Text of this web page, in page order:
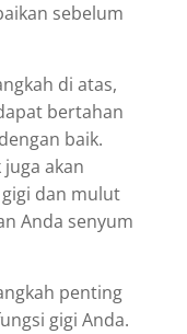
sebelum
di atas,
bertahan
baik.
akan
dan mulut
Anda senyum
penting
gigi Anda.